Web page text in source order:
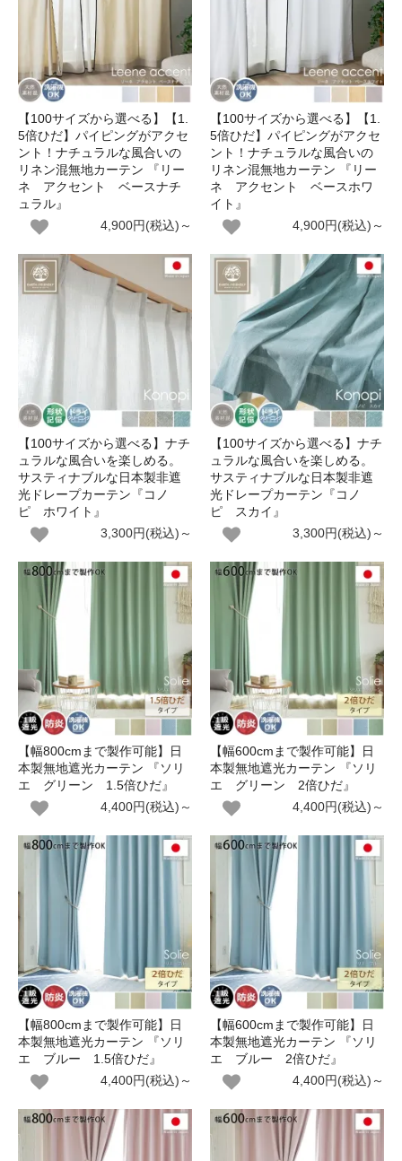
【100サイズから選べる】【1.
5倍ひだ】パイピングがアクセ
ント！ナチュラルな風合いの
リネン混無地カーテン 『リー
ネ アクセント ベースナチ
ュラル』
4,900円(税込)～
【100サイズから選べる】【1.
5倍ひだ】パイピングがアクセ
ント！ナチュラルな風合いの
リネン混無地カーテン 『リー
ネ アクセント ベースホワ
イト』
4,900円(税込)～
【100サイズから選べる】ナチ
ュラルな風合いを楽しめる。
サスティナブルな日本製非遮
光ドレープカーテン『コノ
ピ ホワイト』
3,300円(税込)～
【100サイズから選べる】ナチ
ュラルな風合いを楽しめる。
サスティナブルな日本製非遮
光ドレープカーテン『コノ
ピ スカイ』
3,300円(税込)～
【幅800cmまで製作可能】日
本製無地遮光カーテン 『ソリ
エ グリーン 1.5倍ひだ』
4,400円(税込)～
【幅600cmまで製作可能】日
本製無地遮光カーテン 『ソリ
エ グリーン 2倍ひだ』
4,400円(税込)～
【幅800cmまで製作可能】日
本製無地遮光カーテン 『ソリ
エ ブルー 1.5倍ひだ』
4,400円(税込)～
【幅600cmまで製作可能】日
本製無地遮光カーテン 『ソリ
エ ブルー 2倍ひだ』
4,400円(税込)～